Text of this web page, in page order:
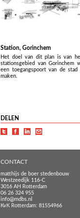
Station, Gorinchem
Het doel van dit plan is van
stationsgebied van Gorinchem
een toegangspoort van de stad
maken.
DELEN
CONTACT
matthijs de boer stedenbouw
Westzeedijk 116-C
3016 AH Rotterdam
06 26 324 955
info@mdbs.nl
KvK Rotterdam: 81554966